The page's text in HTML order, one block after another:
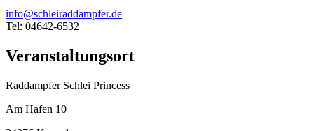
info@schleiraddampfer.de
Tel: 04642-6532
Veranstaltungsort
Raddampfer Schlei Princess
Am Hafen 10